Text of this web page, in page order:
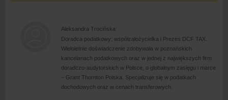
Aleksandra Trocińska
Doradca podatkowy; współzałożycielka i Prezes DCF TAX.
Wieloletnie doświadczenie zdobywała w poznańskich
kancelariach podatkowych oraz w jednej z największych firm
doradczo-audytorskich w Polsce, o globalnym zasięgu i marce
– Grant Thornton Polska. Specjalizuje się w podatkach
dochodowych oraz w cenach transferowych.